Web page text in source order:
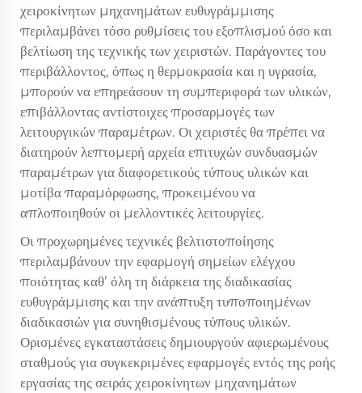
χειροκίνητων μηχανημάτων ευθυγράμμισης
περιλαμβάνει τόσο ρυθμίσεις του εξοπλισμού όσο και
βελτίωση της τεχνικής των χειριστών. Παράγοντες του
περιβάλλοντος, όπως η θερμοκρασία και η υγρασία,
μπορούν να επηρεάσουν τη συμπεριφορά των υλικών,
επιβάλλοντας αντίστοιχες προσαρμογές των
λειτουργικών παραμέτρων. Οι χειριστές θα πρέπει να
διατηρούν λεπτομερή αρχεία επιτυχών συνδυασμών
παραμέτρων για διαφορετικούς τύπους υλικών και
μοτίβα παραμόρφωσης, προκειμένου να
απλοποιηθούν οι μελλοντικές λειτουργίες.
Οι προχωρημένες τεχνικές βελτιστοποίησης
περιλαμβάνουν την εφαρμογή σημείων ελέγχου
ποιότητας καθ’ όλη τη διάρκεια της διαδικασίας
ευθυγράμμισης και την ανάπτυξη τυποποιημένων
διαδικασιών για συνηθισμένους τύπους υλικών.
Ορισμένες εγκαταστάσεις δημιουργούν αφιερωμένους
σταθμούς για συγκεκριμένες εφαρμογές εντός της ροής
εργασίας της σειράς χειροκίνητων μηχανημάτων